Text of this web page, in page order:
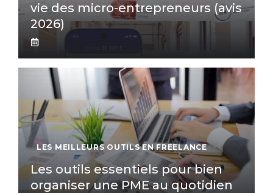
vie des micro-entrepreneurs (avis
2026)
LES MEILLEURS OUTILS EN FREELANCE
Les outils essentiels pour bien
organiser une PME au quotidien